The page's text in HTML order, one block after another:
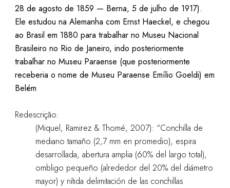
28 de agosto de 1859 — Berna, 5 de julho de 1917).
Ele estudou na Alemanha com Ernst Haeckel, e chegou
ao Brasil em 1880 para trabalhar no Museu Nacional
Brasileiro no Rio de Janeiro, indo posteriormente
trabalhar no Museu Paraense (que posteriormente
receberia o nome de Museu Paraense Emílio Goeldi) em
Belém
Redescrição:
(Miquel, Ramirez & Thomé, 2007): “Conchilla de
mediano tamaño (2,7 mm en promedio), espira
desarrollada, abertura amplia (60% del largo total),
ombligo pequeño (alrededor del 20% del diámetro
mayor) y nítida delimitación de las conchillas